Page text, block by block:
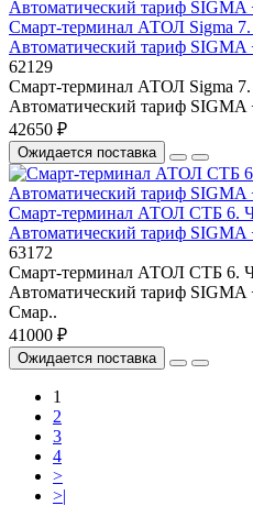
Смарт-терминал АТОЛ Sigma
Автоматический тариф
62129
Смарт-терминал АТОЛ Sigma
Автоматический тариф
42650 ₽
Ожидается поставка
Смарт-терминал АТОЛ СТБ 6.
Автоматический тариф
63172
Смарт-терминал АТОЛ СТБ 6.
Автоматический тариф
Смар..
41000 ₽
Ожидается поставка
1
2
3
4
>
>|